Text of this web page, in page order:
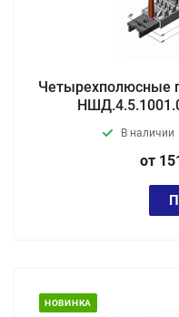
Четырехполюсные
В наличии
от
НОВИНКА